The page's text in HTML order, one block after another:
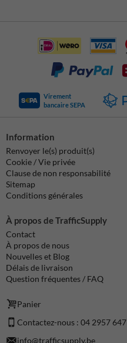
Virement
bancaire SEPA
Information
Renvoyer le(s) produit(s)
Cookie / Vie privée
Clause de non responsabilité
Sitemap
Conditions générales
À propos de TrafficSupply
Contact
À propos de nous
Nouvelles et Blog
Délais de livraison
Question fréquentes / FAQ
Panier
Contactez-nous : 04 2957 647
info@trafficsupply.be